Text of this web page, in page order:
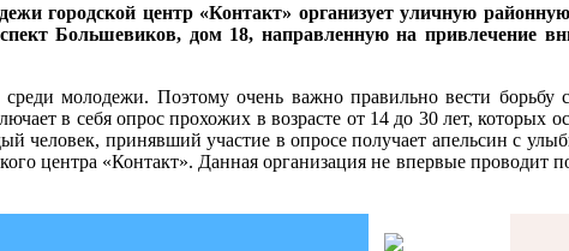
городской центр «Контакт» организует уличную
Большевиков, дом 18, направленную на привлечение
среди молодежи. Поэтому очень важно правильно вести
в себя опрос прохожих в возрасте от 14 до 30 лет, которых
человек, принявший участие в опросе получает апельсин с
центра «Контакт». Данная организация не впервые